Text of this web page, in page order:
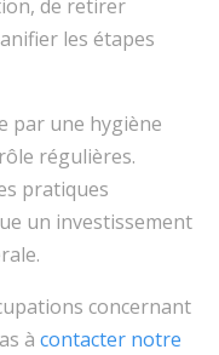
de retirer
les étapes
par une hygiène
régulières.
pratiques
un investissement
concernant
à contacter notre